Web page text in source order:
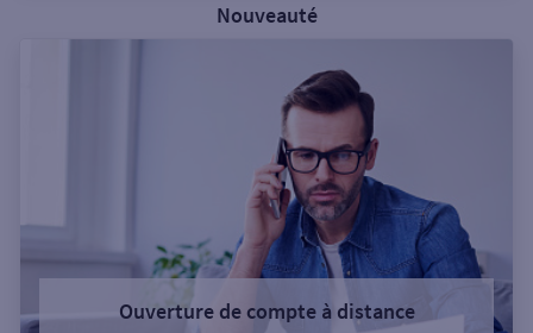
Nouveauté
Ouverture de compte à distance